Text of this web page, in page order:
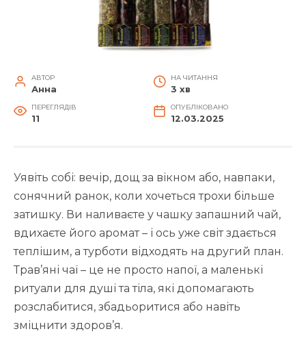
АВТОР
Анна
НА ЧИТАННЯ
3 хв
ПЕРЕГЛЯДІВ
11
ОПУБЛІКОВАНО
12.03.2025
Уявіть собі: вечір, дощ за вікном або, навпаки,
сонячний ранок, коли хочеться трохи більше
затишку. Ви наливаєте у чашку запашний чай,
вдихаєте його аромат – і ось уже світ здається
теплішим, а турботи відходять на другий план.
Трав’яні чаї – це не просто напої, а маленькі
ритуали для душі та тіла, які допомагають
розслабитися, збадьоритися або навіть
зміцнити здоров’я.